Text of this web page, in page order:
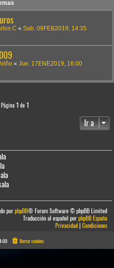
C « Sab. 09FEB2019, 14:35
« Jue. 17ENE2019, 16:00
1 de 1
Ir a
porphpBB® Forum Software © phpBB Limited
Traducción al español porphpBB España
Privacidad|Condiciones
Borrar cookies